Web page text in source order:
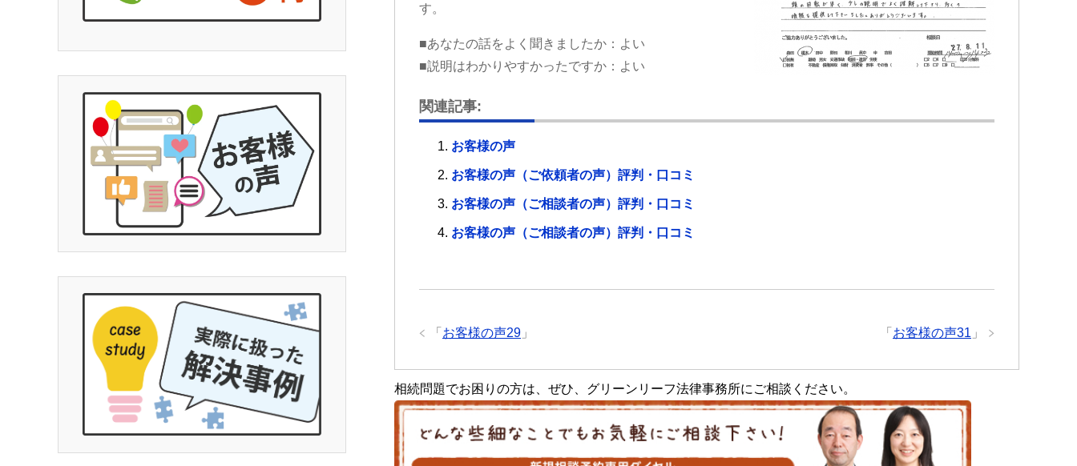
す。
■あなたの話をよく聞きましたか：よい
■説明はわかりやすかったですか：よい
関連記事:
お客様の声
お客様の声（ご依頼者の声）評判・口コミ
お客様の声（ご相談者の声）評判・口コミ
お客様の声（ご相談者の声）評判・口コミ
「 お客様の声31 」
「 お客様の声29 」
相続問題でお困りの方は、ぜひ、グリーンリーフ法律事務所にご相談ください。